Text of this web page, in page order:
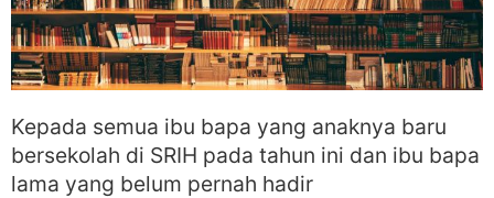
Kepada semua ibu bapa yang anaknya baru
bersekolah di SRIH pada tahun ini dan ibu bapa
lama yang belum pernah hadir